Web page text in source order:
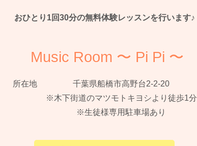
おひとり1回30分の無料体験レッスンを行います♪
Music Room 〜 Pi Pi 〜
所在地
千葉県船橋市高野台2-2-20
※木下街道のマツモトキヨシより徒歩1分
※生徒様専用駐車場あり